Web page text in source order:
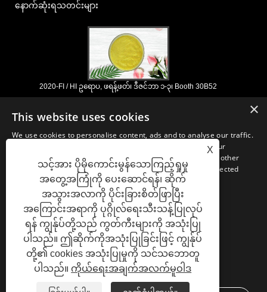
နောက်ဆုံးရသတင်းများ
2020-FI / HI ဥရောပ, ဖရန့်ဖတ်၊ ဒီဇင်ဘာ ၁-၃၊ Booth 30B52
ကျနော်တို့နှစ်ပေါင်းများစွာအတွေ့အကြုံနှင့်ငါတို့အလွန်ကောင်းစွာထူထောင်ရှိရာ
တရုတ်, ဂျပန်နှင့်ကိုရီးယားအခြေစိုက်အဓိက manufacturering အဆောက်အ ဦ
များမှ nutraceuticals, ဖြည့်စွက်ခြင်းနှင့်အလုပ်လုပ်အစားအစာ &
အဖျော်ယမကာစက်မှုလုပ်ငန်းများအတွက်မရှိမဖြစ်လိုအပ်သောပါဝင်ပစ္စည်းများ
နှင့်ထုတ်ကုန်ဖွံ့ဖြိုး, စျေးကွက်နှင့်ဖြန့်ဖြူး။ အရင်းအမြစ်ရှာဖွေခြင်းတွင်ကျွန်ုပ်
တို့၏ကျွမ်းကျင်မှုနှင့်ဂုဏ်သတင်းသည်ကမ္ဘာတစ်ဝှမ်းရှိကျွန်ုပ်
တို့၏လုပ်ဖော်ကိုင်ဖက်များကိုအကျိုးပြုသည်။
လင့်များ Sitemap RSS XML Privacy Policy
Copyright © 2021 H&Z Industry Co., Ltd. - Plant Extracts, Enzyme Preparation, Fine
X
သင့်အား ပိုမိုကောင်းမွန်သောကြည့်ရှုမှု
အတွေ့အကြုံကို ပေးဆောင်ရန်၊ ဆိုက်
အသွားအလာကို ပိုင်းခြားစိတ်ဖြာပြီး
အကြောင်းအရာကို ပုဂ္ဂိုလ်ရေးသီးသန့်ပြုလုပ်
ရန် ကျွန်ုပ်တို့သည် ကွတ်ကီးများကို အသုံးပြု
ပါသည်။ ဤဆိုက်ကိုအသုံးပြုခြင်းဖြင့် ကျွန်ုပ်
တို့၏ cookies အသုံးပြုမှုကို သင်သဘောတူ
ပါသည်။ ကိုယ်ရေးအချက်အလက်မူဝါဒ
×
This website uses cookies
We use cookies to personalise content, ads and to analyse our traffic.
We also share information about your use of our site with our
advertising and analytics partners who may combine it with other
information that you’ve provided to them or that they’ve collected
from your use of their services.
STRICTLY NECESSARY
PERFORMANCE
TARGETING FUNCTIONALITY
UNCLASSIFIED
SHOW DETAILS